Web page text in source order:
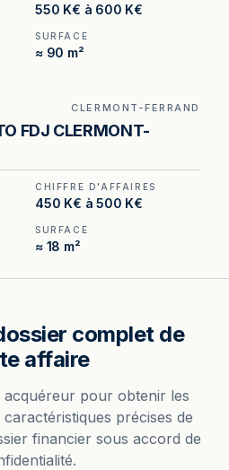
550 K€ à 600 K€
SURFACE
≈ 90 m²
de 9 580 € pour un
000 à 500 000 € hors
CLERMONT-FERRAND
FDJ CLERMONT-
CHIFFRE D'AFFAIRES
450 K€ à 500 K€
SURFACE
≈ 18 m²
complet de
affaire
pour obtenir les
précises de
financier sous accord de